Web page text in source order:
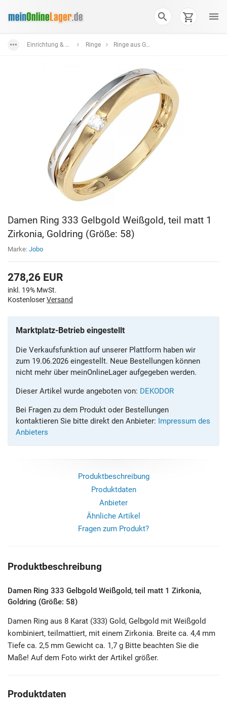
Einrichtung & Wohnaccessoires Ringe Ringe aus Gold
Damen Ring 333 Gelbgold Weißgold, teil matt 1
Zirkonia, Goldring (Größe: 58)
Marke: Jobo
278,26 EUR
inkl. 19% MwSt.
KostenloserVersand
Marktplatz-Betrieb eingestellt
Die Verkaufsfunktion auf unserer Plattform haben wir
zum 19.06.2026 eingestellt. Neue Bestellungen können
nicht mehr über meinOnlineLager aufgegeben werden.
Dieser Artikel wurde angeboten von: DEKODOR
Bei Fragen zu dem Produkt oder Bestellungen
kontaktieren Sie bitte direkt den Anbieter: Impressum des
Anbieters
Produktbeschreibung
Produktdaten
Anbieter
Ähnliche Artikel
Fragen zum Produkt?
Produktbeschreibung
Damen Ring 333 Gelbgold Weißgold, teil matt 1 Zirkonia,
Goldring (Größe: 58)
Damen Ring aus 8 Karat (333) Gold, Gelbgold mit Weißgold
kombiniert, teilmattiert, mit einem Zirkonia. Breite ca. 4,4 mm
Tiefe ca. 2,5 mm Gewicht ca. 1,7 g Bitte beachten Sie die
Maße! Auf dem Foto wirkt der Artikel größer.
Produktdaten